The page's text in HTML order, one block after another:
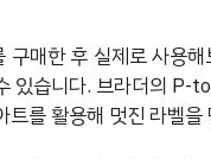
구매한 후 실제로 사용
있습니다. 브라더의
트를 활용해 멋진 라벨을